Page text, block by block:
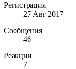
Регистрация
27 Авг 2017
Сообщения
46
Реакции
7